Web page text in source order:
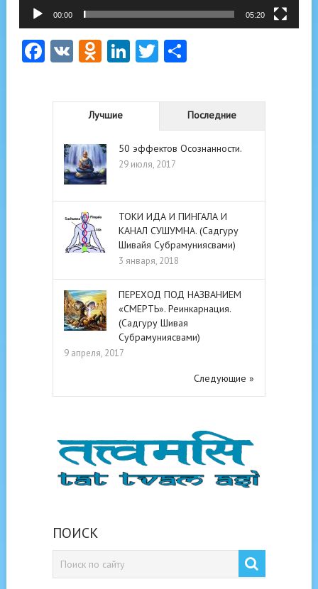
00:00 05:20
Facebook
VK Odnoklassniki
LinkedIn
Twitter
Лучшие Последние
50 эффектов Осознанности.
29 июля, 2017
ТОКИ ИДА И ПИНГАЛА И
КАНАЛ СУШУМНА. (Садгуру
Шивайя Субрамуниясвами)
3 января, 2018
ПЕРЕХОД ПОД НАЗВАНИЕМ
«СМЕРТЬ». Реинкарнация.
(Садгуру Шивая
Субрамуниясвами)
9 апреля, 2017
Следующие »
ПОИСК